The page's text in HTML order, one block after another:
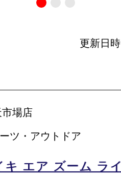
更新日
場店
ツ・アウトドア
キ エア ズーム ラ